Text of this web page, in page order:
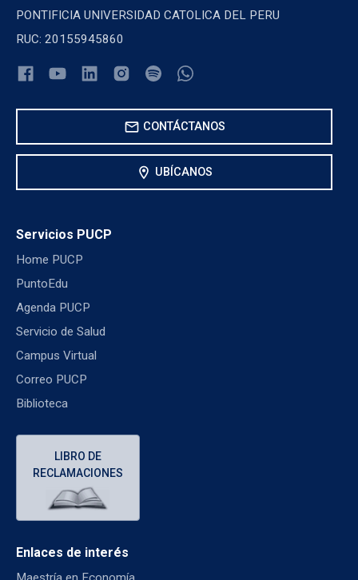
PONTIFICIA UNIVERSIDAD CATOLICA DEL PERU
RUC: 20155945860
mail CONTÁCTANOS
location_on UBÍCANOS
Servicios PUCP
Home PUCP
PuntoEdu
Agenda PUCP
Servicio de Salud
Campus Virtual
Correo PUCP
Biblioteca
LIBRO DE
RECLAMACIONES
Enlaces de interés